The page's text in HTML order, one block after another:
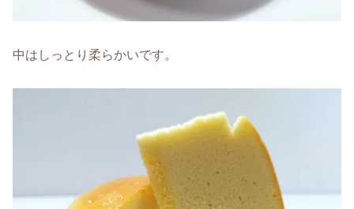
中はしっとり柔らかいです。